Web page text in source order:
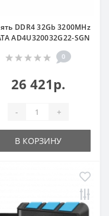
DDR4 32Gb 3200MHz
AD4U320032G22-SGN
0
26 421р.
- +
В КОРЗИНУ